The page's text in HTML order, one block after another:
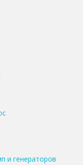
и генераторов